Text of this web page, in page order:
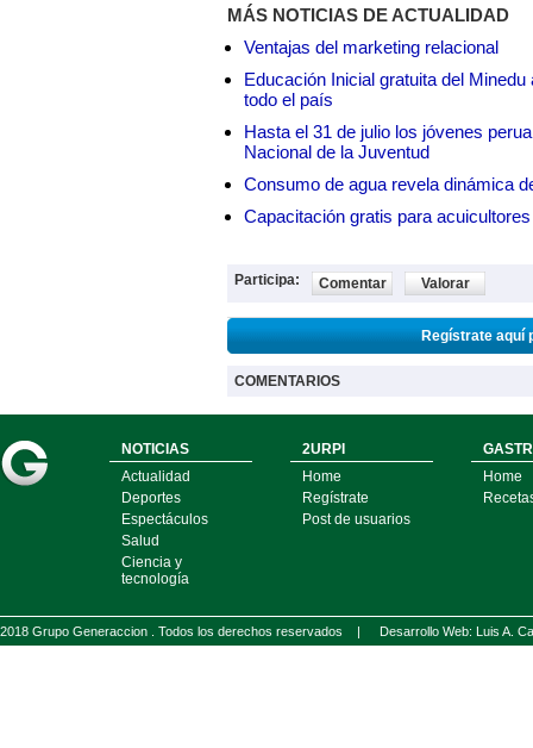
MÁS NOTICIAS DE ACTUALIDAD
Ventajas del marketing relacional
Educación Inicial gratuita del
todo el país
Hasta el 31 de julio los jóvenes
Nacional de la Juventud
Consumo de agua revela dinámica
Capacitación gratis para
Participa: Comentar Valorar
Regístrate aquí
COMENTARIOS
NOTICIAS
Actualidad
Deportes
Espectáculos
Salud
Ciencia y
tecnología
2URPI
Home
Regístrate
Post de usuarios
Home
2018 Grupo Generaccion . Todos los derechos reservados | Desarrollo Web: Luis